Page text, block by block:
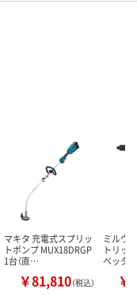
マキタ 充電式スプリッ
トポンプ MUX18DRGP
1台（直…
￥81,810（税込）
ミルウ
トリッ
ベッタ
￥